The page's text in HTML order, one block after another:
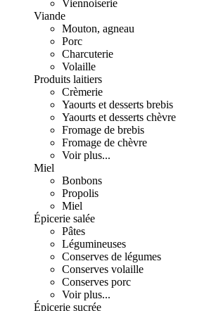
Viennoiserie
Viande
Mouton, agneau
Porc
Charcuterie
Volaille
Produits laitiers
Crèmerie
Yaourts et desserts brebis
Yaourts et desserts chèvre
Fromage de brebis
Fromage de chèvre
Voir plus...
Miel
Bonbons
Propolis
Miel
Épicerie salée
Pâtes
Légumineuses
Conserves de légumes
Conserves volaille
Conserves porc
Voir plus...
Épicerie sucrée